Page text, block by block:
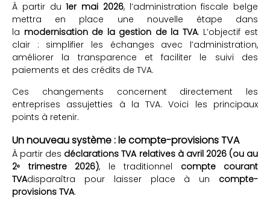
À partir du1er mai 2026, l’administration fiscale belge
mettra en place une nouvelle étape dans
la modernisation de la gestion de la TVA. L’objectif est
clair : simplifier les échanges avec l’administration,
améliorer la transparence et faciliter le suivi des
paiements et des crédits de TVA.
Ces changements concernent directement les
entreprises assujetties à la TVA. Voici les principaux
points à retenir.
Un nouveau système : le compte-provisions TVA
À partir des déclarations TVA relatives à avril 2026 (ou au
2ᵉ trimestre 2026), le traditionnel compte courant
TVAdisparaîtra pour laisser place à un compte-
provisions TVA.